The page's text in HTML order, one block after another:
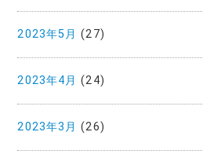
2023年5月 (27)
2023年4月 (24)
2023年3月 (26)